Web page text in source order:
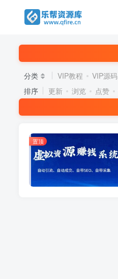
分类 VIP教程 VIP源码
排序
更新 浏览 点赞
置顶